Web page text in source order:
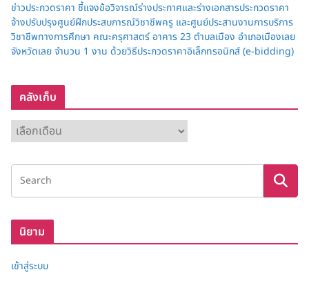
ข่าวประกวดราคา ชี้แจงข้อวิจารณ์ร่างประกาศและร่างเอกสารประกวดราคา
จ้างปรับปรุงศูนย์ฝึกประสบการณ์วิชาชีพครู และศูนย์ประสานงานการบริการ
วิชาชีพทางการศึกษา คณะครุศาสตร์ อาคาร 23 ตำบลเมือง อำเภอเมืองเลย
จังหวัดเลย จำนวน 1 งาน ด้วยวิธีประกวดราคาอิเล็กทรอนิกส์ (e-bidding)
คลังเก็บ
ลั
ง
ก็
นิยาม
เข้าสู่ระบบ